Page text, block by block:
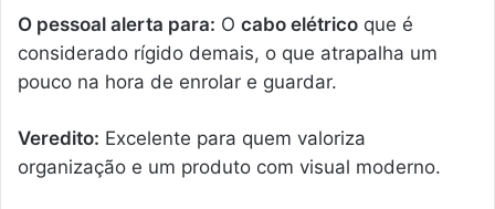
O pessoal alerta para: O cabo elétrico que é
considerado rígido demais, o que atrapalha um
pouco na hora de enrolar e guardar.
Veredito: Excelente para quem valoriza
organização e um produto com visual moderno.